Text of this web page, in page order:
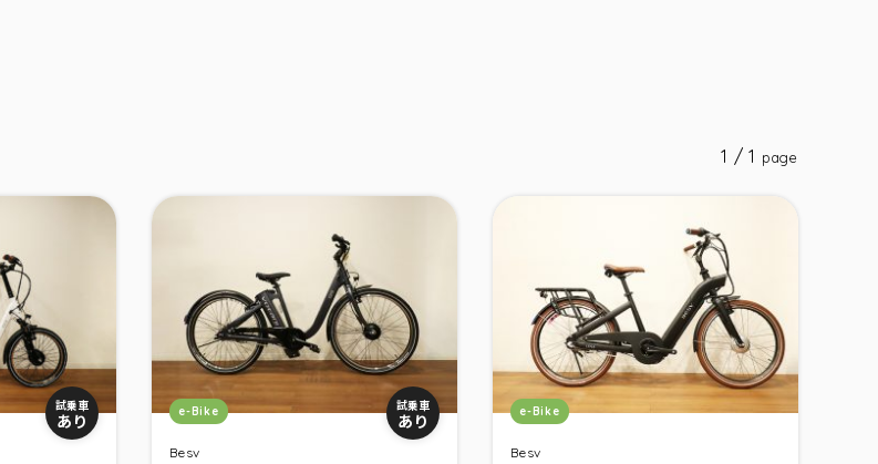
1 / 1 page
試乗車
あり
Besv
カテゴリ：
e-Bike 試乗車
あり
Besv
カテゴリ：
e-Bike